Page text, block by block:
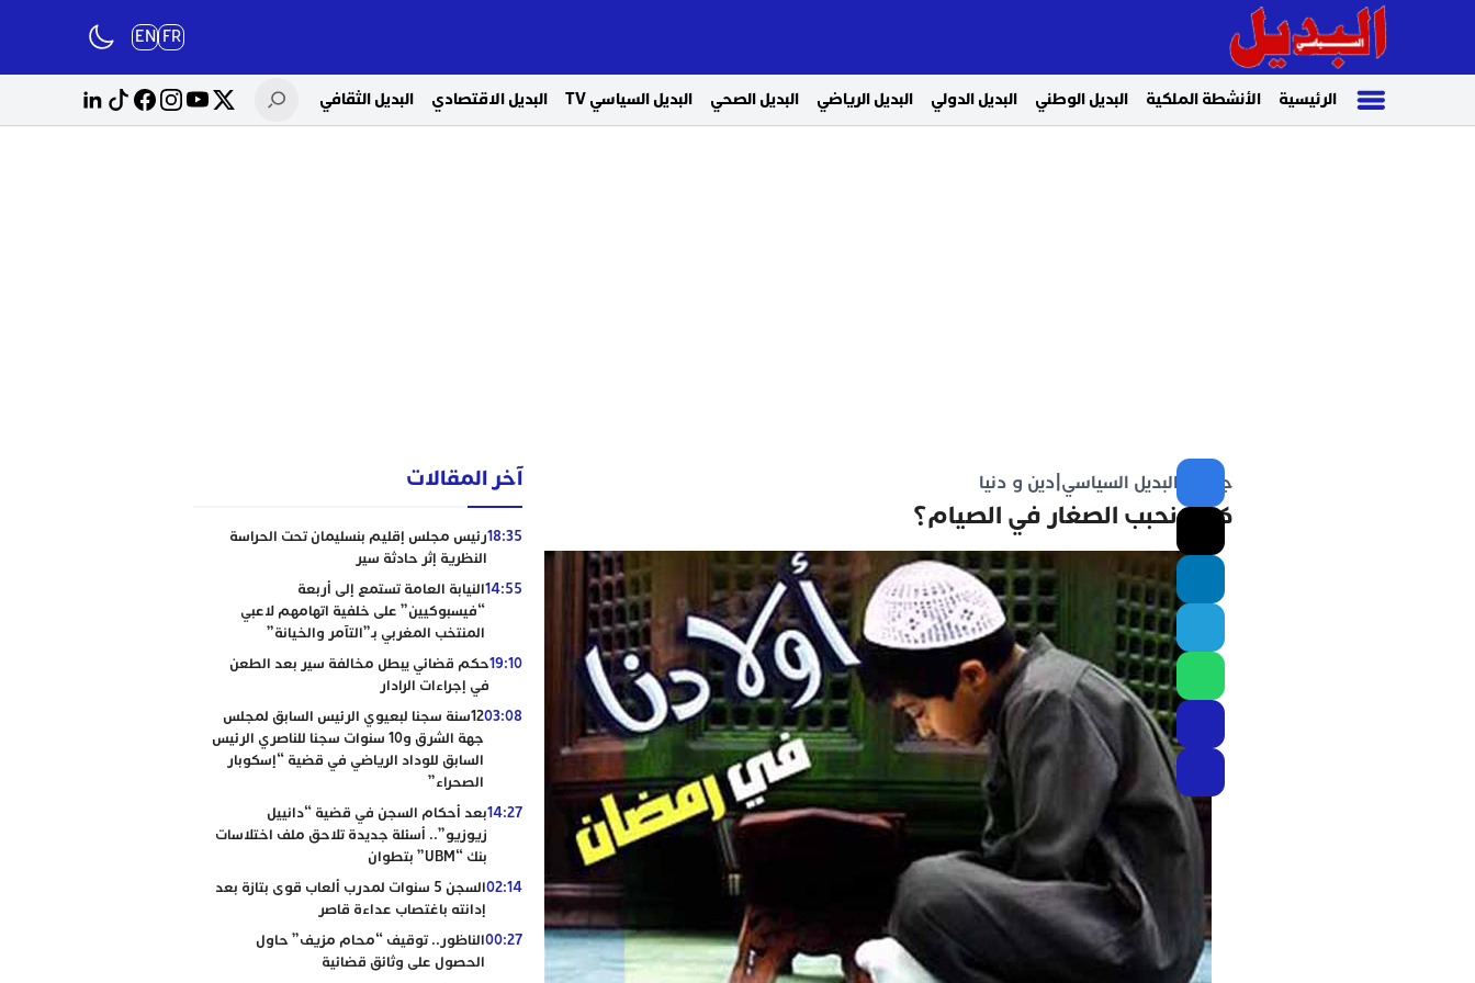
FR
EN
الرئيسية الأنشطة الملكية البديل الوطني البديل الدولي البديل الرياضي البديل الصحي البديل السياسي TV البديل الاقتصادي البديل الثقافي
جريدة البديل السياسي دين و دنيا
كيف نحبب الصغار في الصيام؟
آخر المقالات
18:35رئيس مجلس إقليم بنسليمان تحت الحراسة
النظرية إثر حادثة سير
14:55النيابة العامة تستمع إلى أربعة
“فيسبوكيين” على خلفية اتهامهم لاعبي
المنتخب المغربي بـ”التآمر والخيانة”
19:10حكم قضائي يبطل مخالفة سير بعد الطعن
في إجراءات الرادار
03:08
12سنة سجنا لبعيوي الرئيس السابق لمجلس
جهة الشرق و10 سنوات سجنا للناصري الرئيس
السابق للوداد الرياضي في قضية “إسكوبار
الصحراء”
14:27بعد أحكام السجن في قضية “دانييل
زيوزيو”.. أسئلة جديدة تلاحق ملف اختلاسات
بنك “UBM” بتطوان
02:14
السجن 5 سنوات لمدرب ألعاب قوى بتازة بعد
إدانته باغتصاب عداءة قاصر
00:27الناظور.. توقيف “محام مزيف” حاول
الحصول على وثائق قضائية